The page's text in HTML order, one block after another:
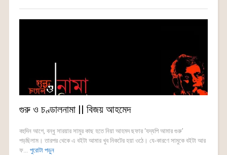
গুরু ও চণ্ডালনামা || বিজয় আহমেদ
বহুদিন আগে, বন্ধু সারয়ার সামুর কাছ হতে নিয়া আহমদ ছফার ‘যদ্যপি আমার গুরু’
পড়ছিলাম। তারপর থেকে এ বইটা আমার খুব নিকটের হয়া ওঠে। যে-কারণে সামুকে বইটা আর
ফ... পুরোটা পড়ুন